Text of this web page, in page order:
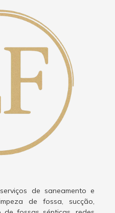
de saneamento e
de fossa, sucção,